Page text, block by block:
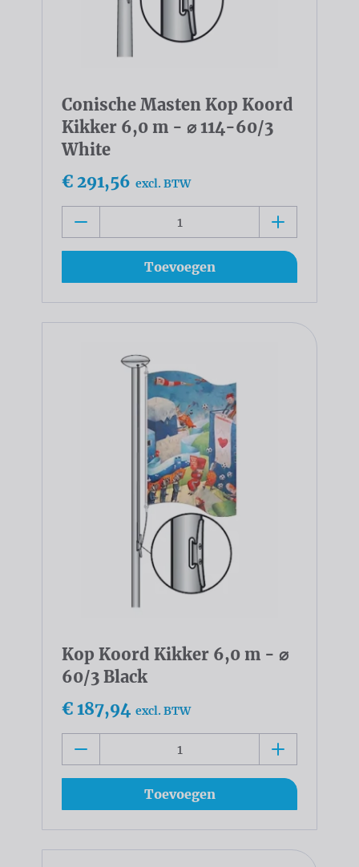
Conische Masten Kop Koord
Kikker 6,0 m - ⌀ 114-60/3
White
€ 291,56 excl. BTW
Toevoegen
Kop Koord Kikker 6,0 m - ⌀
60/3 Black
€ 187,94 excl. BTW
Toevoegen